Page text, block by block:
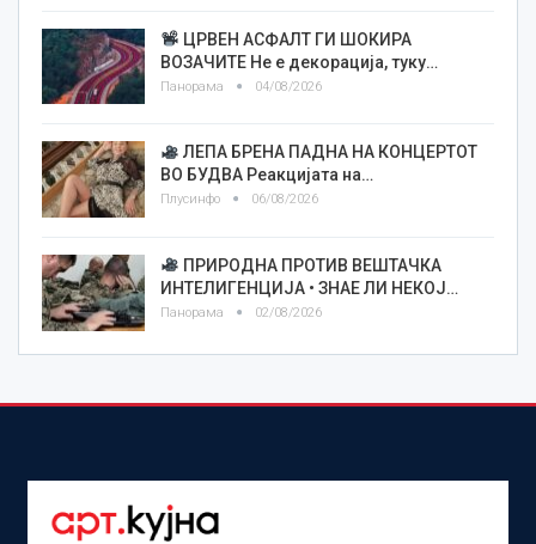
ЦРВЕН АСФАЛТ ГИ ШОКИРА
ВОЗАЧИТЕ Не е декорација, туку…
Панорама 04/08/2026
ЛЕПА БРЕНА ПАДНА НА КОНЦЕРТОТ
ВО БУДВА Реакцијата на…
Плусинфо 06/08/2026
ПРИРОДНА ПРОТИВ ВЕШТАЧКА
ИНТЕЛИГЕНЦИЈА • ЗНАЕ ЛИ НЕКОЈ…
Панорама 02/08/2026